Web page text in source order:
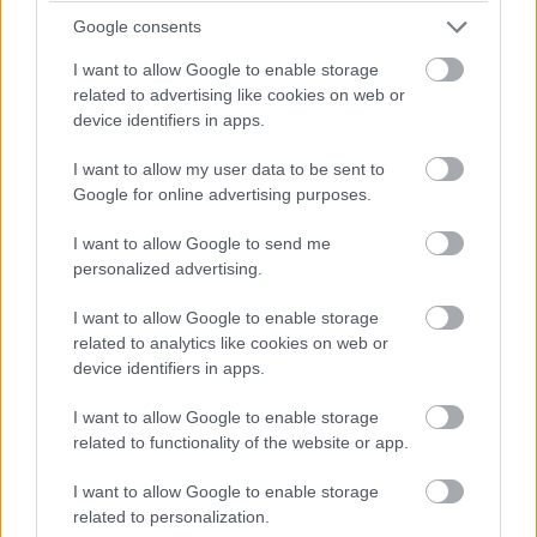
Google consents
I want to allow Google to enable storage
related to advertising like cookies on web or
device identifiers in apps.
I want to allow my user data to be sent to
Google for online advertising purposes.
I want to allow Google to send me
personalized advertising.
I want to allow Google to enable storage
related to analytics like cookies on web or
device identifiers in apps.
I want to allow Google to enable storage
related to functionality of the website or app.
I want to allow Google to enable storage
related to personalization.
Na, és az utolsó, ígérem!
szöglet utáni szituáció lesz. AWB-ben Lindelöf annyira
nem bízik, hogy ha hiszitek ha nem, sikerül ugyanarra a